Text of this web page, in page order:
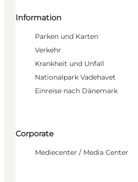
Information
Parken und Karten
Verkehr
Krankheit und Unfall
Nationalpark Vadehavet
Einreise nach Dänemark
Corporate
Mediecenter / Media Center